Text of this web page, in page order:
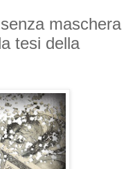
maschera
tesi della